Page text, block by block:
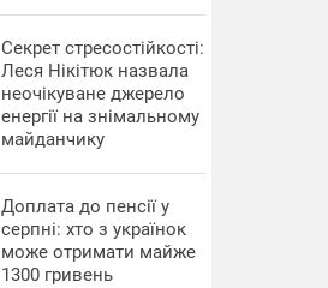
Секрет стресостійкості:
Леся Нікітюк назвала
неочікуване джерело
енергії на знімальному
майданчику
Доплата до пенсії у
серпні: хто з українок
може отримати майже
1300 гривень